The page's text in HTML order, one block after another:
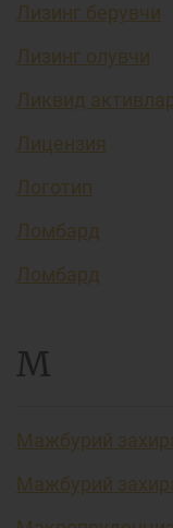
Лизинг берувчи
Лизинг олувчи
Ликвид
Лицензия
Логотип
Ломбард
Ломбард
М
Мажбурий
Мажбурий